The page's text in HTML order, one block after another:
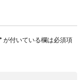
*が付いている欄は必須項